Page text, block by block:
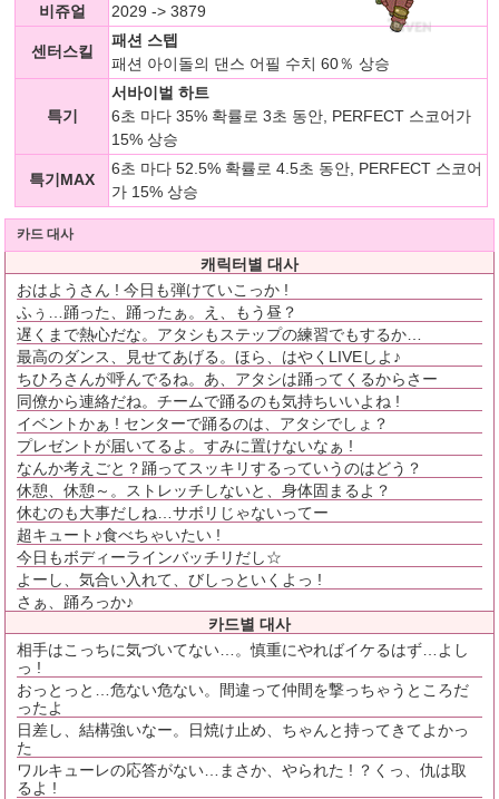
비쥬얼
2029 -> 3879
센터스킬
패션 스텝
패션 아이돌의 댄스 어필 수치 60％ 상승
특기
서바이벌 하트
6초 마다 35% 확률로 3초 동안, PERFECT 스코어가
15% 상승
특기MAX
6초 마다 52.5% 확률로 4.5초 동안, PERFECT 스코어
가 15% 상승
카드 대사
캐릭터별 대사
おはようさん ! 今日も弾けていこっか !
ふぅ…踊った、踊ったぁ。え、もう昼？
遅くまで熱心だな。アタシもステップの練習でもするか…
最高のダンス、見せてあげる。ほら、はやくLIVEしよ♪
ちひろさんが呼んでるね。あ、アタシは踊ってくるからさー
同僚から連絡だね。チームで踊るのも気持ちいいよね !
イベントかぁ ! センターで踊るのは、アタシでしょ？
プレゼントが届いてるよ。すみに置けないなぁ !
なんか考えごと？踊ってスッキリするっていうのはどう？
休憩、休憩～。ストレッチしないと、身体固まるよ？
休むのも大事だしね…サボリじゃないってー
超キュート♪食べちゃいたい !
今日もボディーラインバッチリだし☆
よーし、気合い入れて、びしっといくよっ !
さぁ、踊ろっか♪
카드별 대사
相手はこっちに気づいてない…。慎重にやればイケるはず…よし
っ !
おっとっと…危ない危ない。間違って仲間を撃っちゃうところだ
ったよ
日差し、結構強いなー。日焼け止め、ちゃんと持ってきてよかっ
た
ワルキューレの応答がない…まさか、やられた ! ？くっ、仇は取
るよ !